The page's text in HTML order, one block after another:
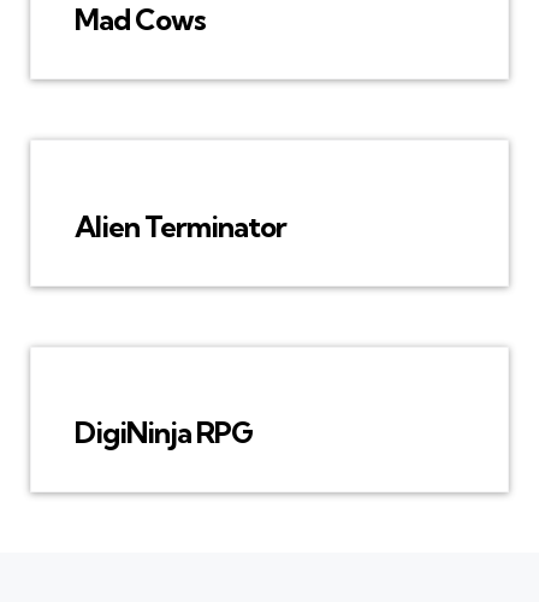
Mad Cows
Alien Terminator
DigiNinja RPG